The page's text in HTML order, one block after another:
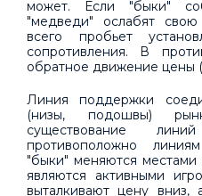
может. Если "быки"
"медведи" ослабят
всего пробьет
сопротивления. В
обратное движение цены
Линия поддержки
(низы, подошвы)
существование
противоположно
"быки" меняются
являются активными
выталкивают цену